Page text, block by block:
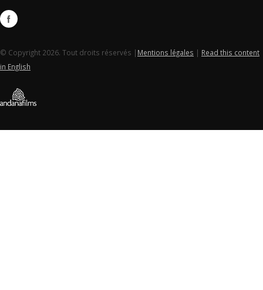
© Copyright 2026. Tout droits réservés | Mentions légales | Read this content
in English